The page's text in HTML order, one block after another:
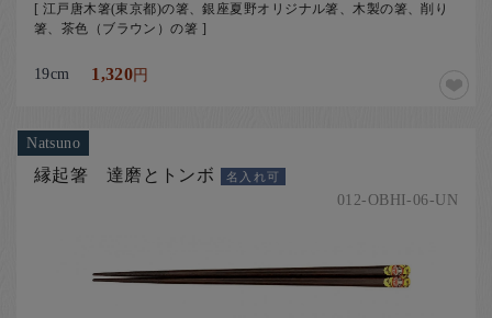
[ 江戸唐木箸(東京都)の箸、銀座夏野オリジナル箸、木製の箸、削り
箸、茶色（ブラウン）の箸 ]
19cm 1,320円
Natsuno
縁起箸 達磨とトンボ 名入れ可
012-OBHI-06-UN